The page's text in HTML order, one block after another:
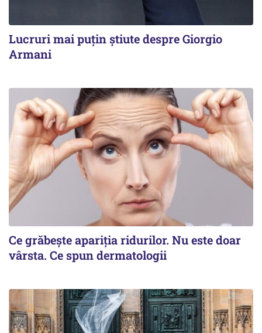
Lucruri mai puțin știute despre Giorgio
Armani
Ce grăbește apariția ridurilor. Nu este doar
vârsta. Ce spun dermatologii